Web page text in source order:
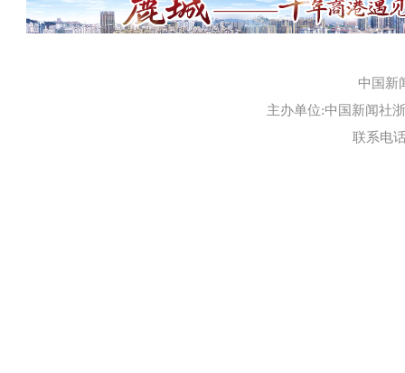
中国新
主办单位:中国新闻社
联系电